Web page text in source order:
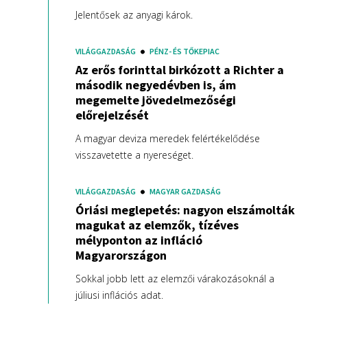
Jelentősek az anyagi károk.
VILÁGGAZDASÁG PÉNZ- ÉS TŐKEPIAC
Az erős forinttal birkózott a Richter a
második negyedévben is, ám
megemelte jövedelmezőségi
előrejelzését
A magyar deviza meredek felértékelődése
visszavetette a nyereséget.
VILÁGGAZDASÁG MAGYAR GAZDASÁG
Óriási meglepetés: nagyon elszámolták
magukat az elemzők, tízéves
mélyponton az infláció
Magyarországon
Sokkal jobb lett az elemzői várakozásoknál a
júliusi inflációs adat.